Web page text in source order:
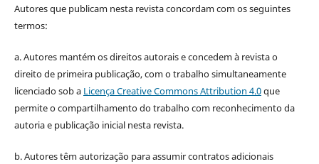
Autores que publicam nesta revista concordam com os seguintes
termos:
a. Autores mantém os direitos autorais e concedem à revista o
direito de primeira publicação, com o trabalho simultaneamente
licenciado sob a Licença Creative Commons Attribution 4.0que
permite o compartilhamento do trabalho com reconhecimento da
autoria e publicação inicial nesta revista.
b. Autores têm autorização para assumir contratos adicionais